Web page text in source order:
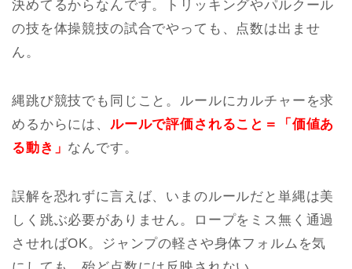
決めてるからなんです。トリッキングやパルクール
の技を体操競技の試合でやっても、点数は出ませ
ん。
縄跳び競技でも同じこと。ルールにカルチャーを求
めるからには、 ルールで評価されること＝「価値あ
る動き」 なんです。
誤解を恐れずに言えば、いまのルールだと単縄は美
しく跳ぶ必要がありません。ロープをミス無く通過
させればOK。ジャンプの軽さや身体フォルムを気